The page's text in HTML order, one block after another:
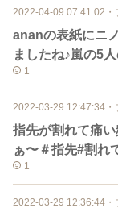
2022-04-09 07:41:02 ・
ananの表紙にニ
ましたね♪嵐の5
1
2022-03-29 12:47:34 ・
指先が割れて痛
ぁ〜＃指先#割れ
1
2022-03-29 12:36:44 ・